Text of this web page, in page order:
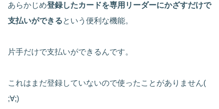
あらかじめ登録したカードを専用リーダーにかざすだけで
支払いができるという便利な機能。
片手だけで支払いができるんです。
これはまだ登録していないので使ったことがありません(
;∀;)